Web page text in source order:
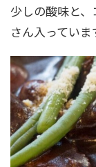
少しの酸味と
さん入っていま